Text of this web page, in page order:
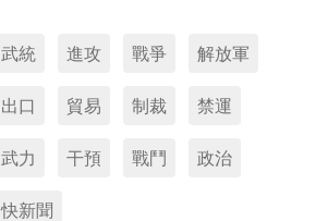
武統 進攻 戰爭 解放軍
出口 貿易 制裁 禁運
武力 干預 戰鬥 政治
快新聞